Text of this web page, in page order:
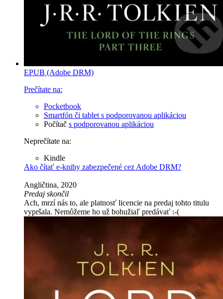
EPUB (Adobe DRM)
Prečítate na:
Pocketbook
Smartfón či tablet s podporovanou aplikáciou
Počítač s podporovanou aplikáciou
Neprečítate na:
Kindle
Ako čítať e-knihy zabezpečené cez Adobe DRM?
Angličtina, 2020
Predaj skončil
Ach, mrzí nás to, ale platnosť licencie na predaj tohto titulu
vypršala. Nemôžeme ho už bohužiaľ predávať :-(